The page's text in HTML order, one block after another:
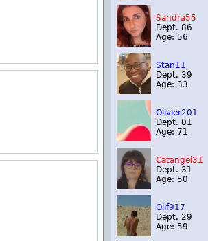
Sandra55
Dept. 86
Age: 56
Stan11
Dept. 39
Age: 33
Olivier201
Dept. 01
Age: 71
Catangel31
Dept. 31
Age: 50
Olif917
Dept. 29
Age: 59